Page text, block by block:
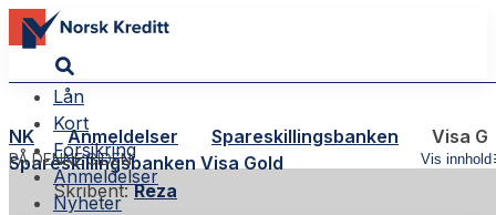
Lån
Kort
Forsikring
Anmeldelser
Nyheter
NK Anmeldelser Spareskillingsbanken Visa
PÅ DENNE SIDEN Vis innhold
Spareskillingsbanken Visa Gold
Skribent:Reza